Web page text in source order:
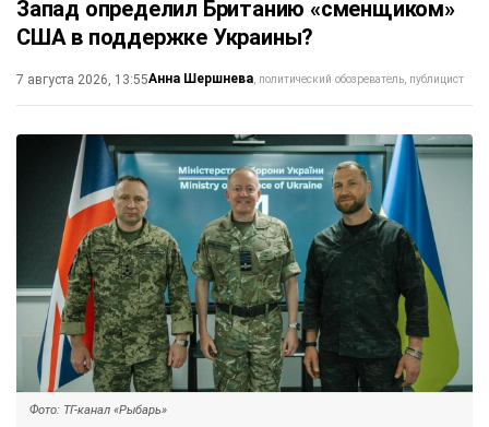
Запад определил Британию «сменщиком»
США в поддержке Украины?
7 августа 2026, 13:55Анна Шершнева политический обозреватель, публицист
Фото: ТГ-канал «Рыбарь»